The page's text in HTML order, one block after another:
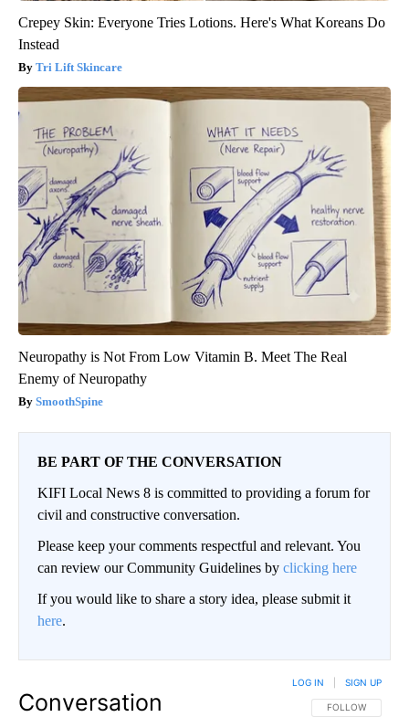
Crepey Skin: Everyone Tries Lotions. Here's What Koreans Do
Instead
Tri Lift Skincare
Neuropathy is Not From Low Vitamin B. Meet The Real
Enemy of Neuropathy
SmoothSpine
BE PART OF THE CONVERSATION
KIFI Local News 8 is committed to providing a forum for
civil and constructive conversation.
Please keep your comments respectful and relevant. You
can review our Community Guidelines by clicking here
If you would like to share a story idea, please submit it
here.
Conversation FOLLOW THIS
FOLLOW
LOG IN SIGN UP